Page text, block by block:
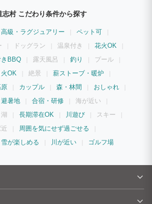
志村 こだわり条件から探す
高級・ラグジュアリー
ペット可
ドッグラン 温泉付き
花火OK
BBQ 露天風呂 釣り
プール
OK 絶景
薪ストーブ・暖炉
カップル 森・林間
おしゃれ
避暑地 合宿・研修
海が近い
長期滞在OK 川遊び
スキー
周囲を気にせず過ごせる
雪が楽しめる 川が近い ゴルフ場